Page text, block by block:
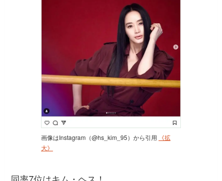
画像はInstagram（@hs_kim_95）から引用
《拡
大》